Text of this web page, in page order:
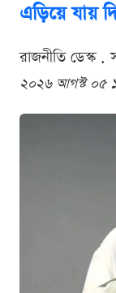
এড়িয়ে যায়
রাজনীতি ডেস্ক
২০২৬ আগস্ট ০৫